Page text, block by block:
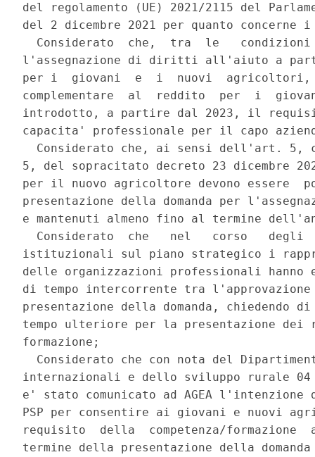
del regolamento (UE) 2021/2115 del
del 2 dicembre 2021 per quanto
Considerato  che,  tra  le
l'assegnazione di diritti all'aiuto a
per i  giovani  e  i  nuovi  agricoltori,
complementare  al  reddito  per  i
introdotto, a partire dal 2023, il
capacita' professionale per il capo
Considerato che, ai sensi dell'art. 5,
5, del sopracitato decreto 23
per il nuovo agricoltore devono essere
presentazione della domanda per
e mantenuti almeno fino al termine
Considerato  che   nel   corso   degli
istituzionali sul piano strategico i
delle organizzazioni professionali
di tempo intercorrente tra
presentazione della domanda, chiedendo
tempo ulteriore per la presentazione
formazione;
Considerato che con nota del
internazionali e dello sviluppo rurale 04
e' stato comunicato ad AGEA
PSP per consentire ai giovani e nuovi
requisito  della  competenza/formazione
termine della presentazione della